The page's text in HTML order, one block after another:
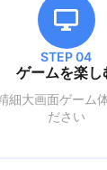
STEP 04
ゲームを楽し
細大画面ゲーム
ださい